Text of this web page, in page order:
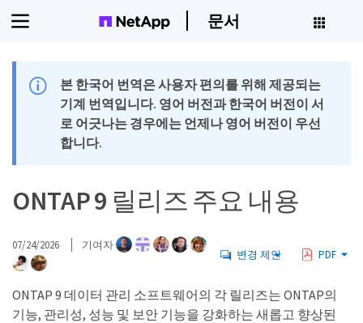
문서
본 한국어 번역은 사용자 편의를 위해 제공되는
기계 번역입니다. 영어 버전과 한국어 버전이 서
로 어긋나는 경우에는 언제나 영어 버전이 우선
합니다.
ONTAP 9 릴리즈 주요 내용
07/24/2026 기여자
변경 제안 PDF
ONTAP 9 데이터 관리 소프트웨어의 각 릴리즈는 ONTAP의
기능, 관리성, 성능 및 보안 기능을 강화하는 새롭고 향상된